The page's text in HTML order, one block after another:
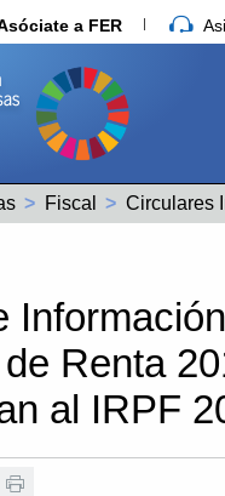
a FER
Fiscal Circulares
Renta
al IRPF
Twitter
por Linkedin
por whatsapp